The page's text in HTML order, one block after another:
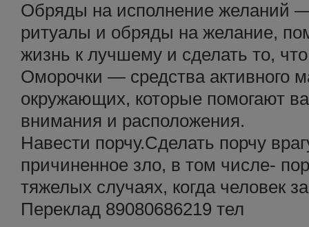
Обряды на исполнение желаний
ритуалы и обряды на желание,
жизнь к лучшему и сделать то,
Оморочки — средства активного
окружающих, которые помогают
внимания и расположения.
Навести порчу.Сделать порчу
причиненное зло, в том числе-
тяжелых случаях, когда человек
Переклад 89080686219 тел